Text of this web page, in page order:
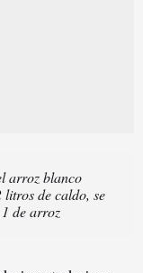
arroz blanco
litros de caldo, se
de arroz